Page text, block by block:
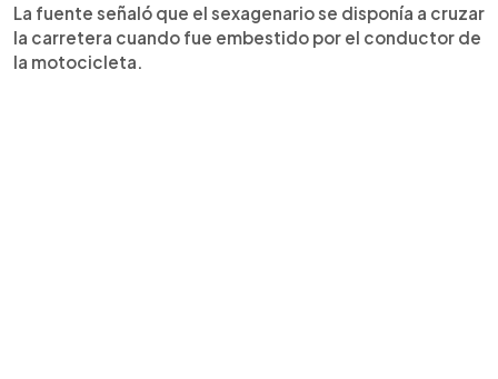
La fuente señaló que el sexagenario se disponía a cruzar
la carretera cuando fue embestido por el conductor de
la motocicleta.